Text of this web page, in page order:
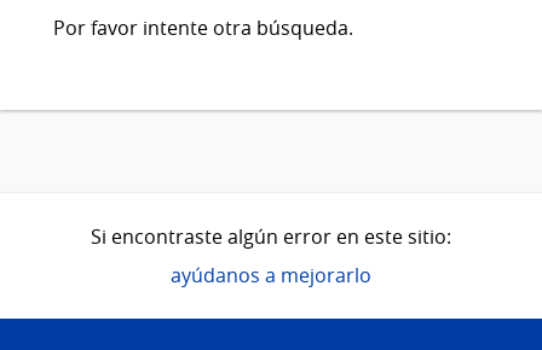
Por favor intente otra búsqueda.
Si encontraste algún error en este sitio:
ayúdanos a mejorarlo